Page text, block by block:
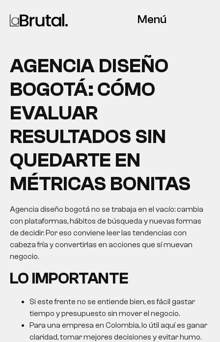
Menú
AGENCIA DISEÑO
BOGOTÁ: CÓMO
EVALUAR
RESULTADOS SIN
QUEDARTE EN
MÉTRICAS BONITAS
Agencia diseño bogotá no se trabaja en el vacío: cambia
con plataformas, hábitos de búsqueda y nuevas formas
de decidir. Por eso conviene leer las tendencias con
cabeza fría y convertirlas en acciones que sí muevan
negocio.
LO IMPORTANTE
Si este frente no se entiende bien, es fácil gastar
tiempo y presupuesto sin mover el negocio.
Para una empresa en Colombia, lo útil aquí es ganar
claridad, tomar mejores decisiones y evitar humo.